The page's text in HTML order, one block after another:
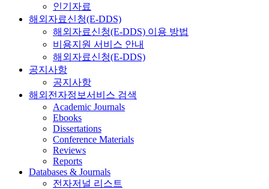
인기자료
해외자료신청(E-DDS)
해외자료신청(E-DDS) 이용 방법
비용지원 서비스 안내
해외자료신청(E-DDS)
공지사항
공지사항
해외전자정보서비스 검색
Academic Journals
Ebooks
Dissertations
Conference Materials
Reviews
Reports
Databases & Journals
전자저널 리스트